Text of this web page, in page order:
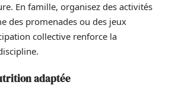
En famille, organisez des activités
des promenades ou des jeux
collective renforce la
adaptée